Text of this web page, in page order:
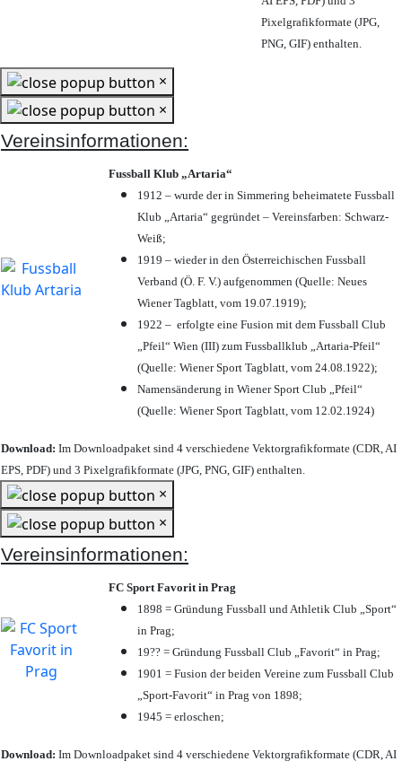
Pixelgrafikformate (JPG,
PNG, GIF) enthalten.
×
×
Vereinsinformationen:
Fussball Klub „Artaria“
1912 – wurde der in Simmering beheimatete Fussball
Klub „Artaria“ gegründet – Vereinsfarben: Schwarz-
Weiß;
1919 – wieder in den Österreichischen Fussball
Verband (Ö. F. V.) aufgenommen (Quelle: Neues
Wiener Tagblatt, vom 19.07.1919);
1922 – erfolgte eine Fusion mit dem Fussball Club
„Pfeil“ Wien (III) zum Fussballklub „Artaria-Pfeil“
(Quelle: Wiener Sport Tagblatt, vom 24.08.1922);
Namensänderung in Wiener Sport Club „Pfeil“
(Quelle: Wiener Sport Tagblatt, vom 12.02.1924)
Download: Im Downloadpaket sind 4 verschiedene Vektorgrafikformate (CDR, AI
EPS, PDF) und 3 Pixelgrafikformate (JPG, PNG, GIF) enthalten.
×
×
Vereinsinformationen:
FC Sport Favorit in Prag
1898 = Gründung Fussball und Athletik Club „Sport“
in Prag;
19?? = Gründung Fussball Club „Favorit“ in Prag;
1901 = Fusion der beiden Vereine zum Fussball Club
„Sport-Favorit“ in Prag von 1898;
1945 = erloschen;
Download: Im Downloadpaket sind 4 verschiedene Vektorgrafikformate (CDR, AI